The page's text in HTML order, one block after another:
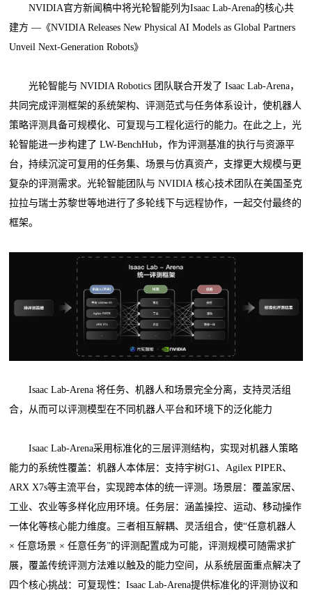
NVIDIA官方新闻稿中将光轮智能列为Isaac Lab-Arena的核心共
建方 —《NVIDIA Releases New Physical AI Models as Global Partners
Unveil Next-Generation Robots》
光轮智能与 NVIDIA Robotics 团队联合开发了 Isaac Lab-Arena，
共同完成评测框架的系统架构、评测范式与任务体系设计，使机器人
策略评测具备可规模化、可复现与工程化运行的能力。在此之上，光
轮智能进一步构建了 LW-BenchHub，作为评测基准的执行与资源平
台，持续沉淀可复用的任务集、场景与仿真资产，支撑更大规模与更
复杂的评测需求。光轮智能团队与 NVIDIA 核心技术团队在美国圣克
拉拉与瑞士苏黎世等地进行了多轮线下与远程协作，一起交付最终的
框架。
Isaac Lab-Arena 将任务、机器人和场景完全分离，支持灵活组
合，从而可以评测模型在不同机器人平台和环境下的泛化能力
Isaac Lab-Arena采用标准化的三层评测结构，实现对机器人策略
能力的系统性覆盖：机器人本体层：支持宇树G1、Agilex PIPER、
ARX X7s等主流平台，实现跨本体的统一评测。场景层：覆盖家居、
工业、农业等多样化应用环境。任务层：涵盖操控、运动、移动操作
一体化等核心能力维度。三者相互解耦、灵活组合，使“任意机器人
× 任意场景 × 任意任务”的评测配置成为可能，评测规模可随需求扩
展，覆盖传统评测方法难以触及的能力空间，从系统层面重点解决了
四个核心挑战：可复现性：Isaac Lab-Arena提供标准化的评测协议和